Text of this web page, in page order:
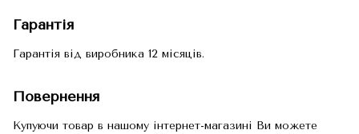
Гарантія
Гарантія від виробника 12 місяців.
Повернення
Купуючи товар в нашому інтернет-магазині Ви можете